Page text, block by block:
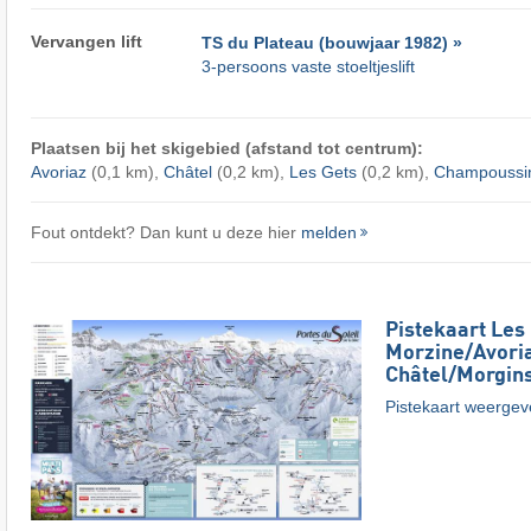
Vervangen lift
TS du Plateau (bouwjaar 1982) »
3-persoons vaste stoeltjeslift
Plaatsen bij het skigebied (afstand tot centrum):
Avoriaz(0,1 km), Châtel(0,2 km), Les Gets(0,2 km),
Fout ontdekt? Dan kunt u deze hier melden
Pistekaart
Morzine/​
Châtel/​
Pistekaart